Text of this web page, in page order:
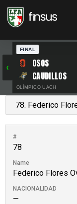
‹
FINAL
OSOS
CAUDILLOS
OLÍMPICO UACH
#
78
Name
Federico Flores
NACIONALIDAD
—